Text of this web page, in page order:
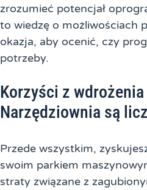
zrozumieć potencjał
to wiedzę o możliwościach
okazja, aby ocenić, czy
potrzeby.
Korzyści z
Narzędziownia są
Przede wszystkim,
swoim parkiem
straty związane z